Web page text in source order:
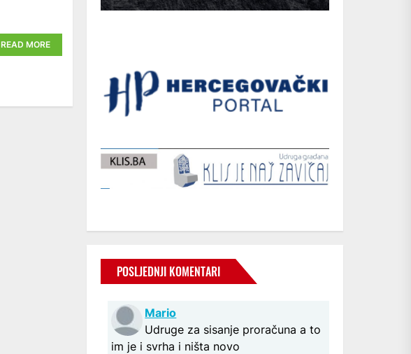
READ MORE
POSLJEDNJI KOMENTARI
Mario
Udruge za sisanje proračuna a to
im je i svrha i ništa novo